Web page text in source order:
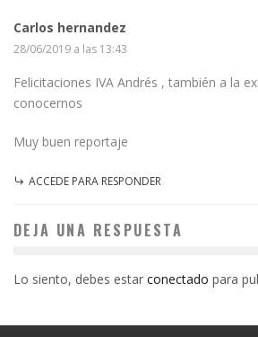
Carlos hernandez
28/06/2019 a las 13:43
Felicitaciones IVA Andrés , también a la
conocernos
Muy buen reportaje
ACCEDE PARA RESPONDER
DEJA UNA RESPUESTA
Lo siento, debes estar conectado para